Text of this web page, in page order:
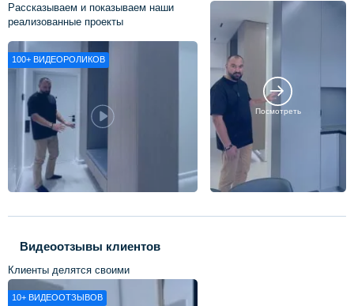
Рассказываем и показываем наши
реализованные проекты
100+ ВИДЕОРОЛИКОВ
Посмотреть
Видеоотзывы клиентов
Клиенты делятся своими
впечатлениями о нашей работе
10+ ВИДЕООТЗЫВОВ